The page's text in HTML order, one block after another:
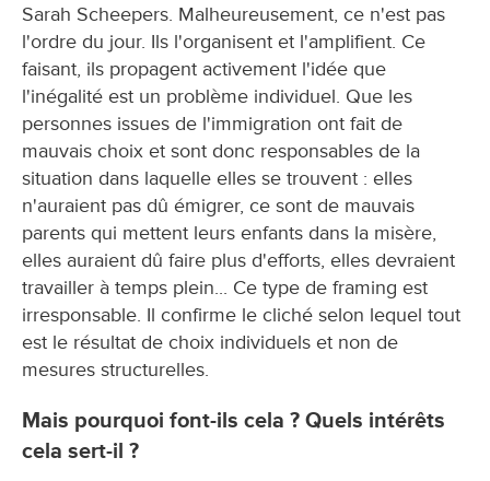
Sarah Scheepers. Malheureusement, ce n'est pas
l'ordre du jour. Ils l'organisent et l'amplifient. Ce
faisant, ils propagent activement l'idée que
l'inégalité est un problème individuel. Que les
personnes issues de l'immigration ont fait de
mauvais choix et sont donc responsables de la
situation dans laquelle elles se trouvent : elles
n'auraient pas dû émigrer, ce sont de mauvais
parents qui mettent leurs enfants dans la misère,
elles auraient dû faire plus d'efforts, elles devraient
travailler à temps plein... Ce type de framing est
irresponsable. Il confirme le cliché selon lequel tout
est le résultat de choix individuels et non de
mesures structurelles.
Mais pourquoi font-ils cela ? Quels intérêts
cela sert-il ?